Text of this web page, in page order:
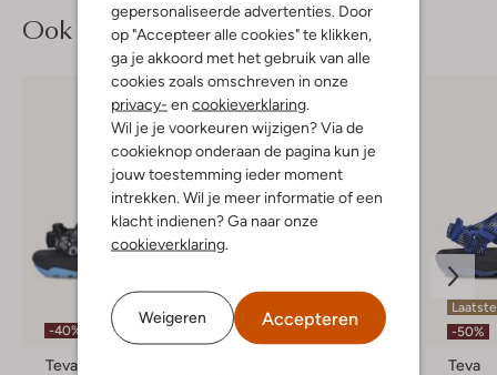
gepersonaliseerde advertenties. Door
op "Accepteer alle cookies" te klikken,
ga je akkoord met het gebruik van alle
cookies zoals omschreven in onze
privacy- en cookieverklaring
Wil je je voorkeuren wijzigen? Via de
cookieknop onderaan de pagina kun je
jouw toestemming ieder moment
intrekken. Wil je meer informatie of een
klacht indienen? Ga naar onze
cookieverklaring
Weigeren Accepteren
Ook iets voor jou?
-40%
Teva
-50%
Teva